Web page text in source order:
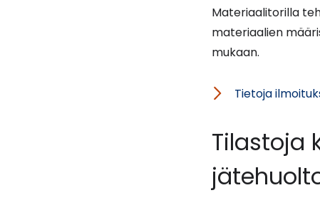
Materiaalitorilla
materiaalien
mukaan.
Tietoja
Tilastoja